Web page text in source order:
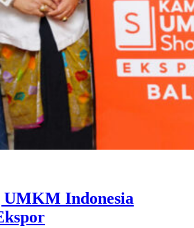
UMKM Indonesia